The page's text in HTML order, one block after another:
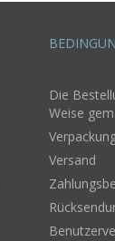
Die
Weise
Versand